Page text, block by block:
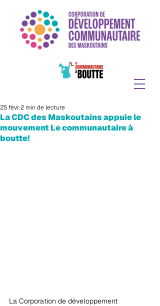
La CDC des Maskoutains appuie le
mouvement Le communautaire à
boutte!
25 févr.2 min de lecture
La Corporation de développement